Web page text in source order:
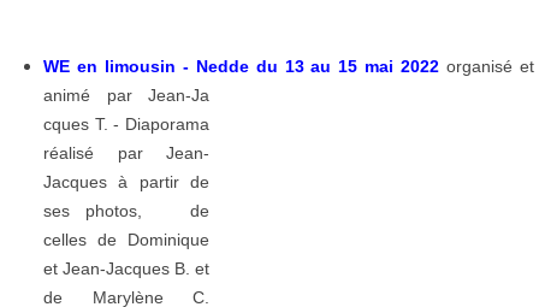
WE en limousin - Nedde du 13 au 15 mai 2022 organisé et
animé par Jean-Ja
cques T. - Diaporama
réalisé par Jean-
Jacques à partir de
ses photos, de
celles de Dominique
et Jean-Jacques B. et
de Marylène C.